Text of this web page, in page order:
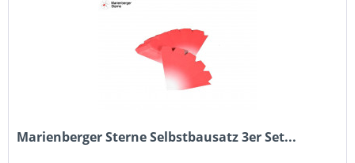
Marienberger Sterne Selbstbausatz 3er Set...